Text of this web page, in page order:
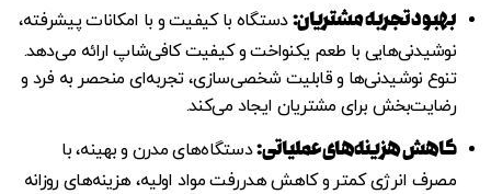
بهبود تجربه مشتریان:دستگاه با کیفیت و با امکانات پیشرفته،
نوشیدنی‌هایی با طعم یکنواخت و کیفیت کافی‌شاپ ارائه می‌دهد.
تنوع نوشیدنی‌ها و قابلیت شخصی‌سازی، تجربه‌ای منحصر به فرد و
رضایت‌بخش برای مشتریان ایجاد می‌کند.
کاهش هزینه‌های عملیاتی:دستگاه‌های مدرن و بهینه، با
مصرف انرژی کمتر و کاهش هدررفت مواد اولیه، هزینه‌های روزانه